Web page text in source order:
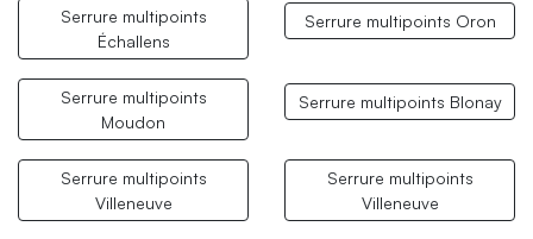
Serrure multipoints
Échallens
Serrure multipoints Oron
Serrure multipoints
Moudon
Serrure multipoints Blonay
Serrure multipoints
Villeneuve
Serrure multipoints
Villeneuve